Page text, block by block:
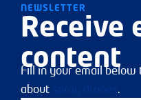
NEWSLETTER
Receive
content
Fill in your email
about spray drones.